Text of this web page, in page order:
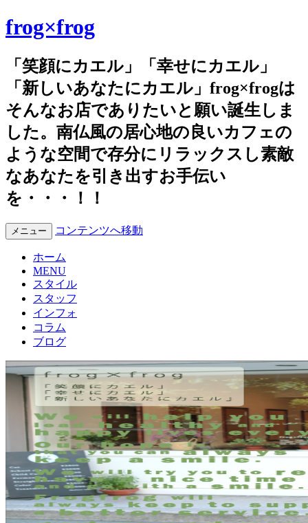
frog×frog
「笑顔にカエル」「幸せにカエル」
「新しいあなたにカエル」frog×frogは
そんなお店でありたいと願い誕生しま
した。南仏風の居心地の良いカフェの
ような空間で存分にリラックスし素敵
なあなたを引き出すお手伝い
を・・・！！
メニュー コンテンツへ移動
ホーム
MENU
スタイル
スタッフ
インフォ
コラム
ブログ